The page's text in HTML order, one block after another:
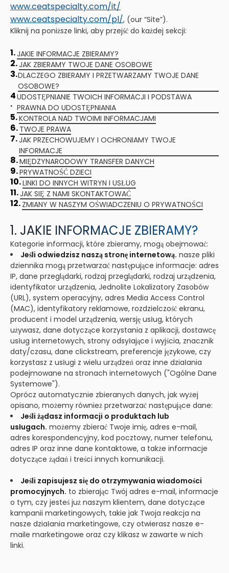
www.ceatspecialty.com/it/
www.ceatspecialty.com/pl/, (our “Site”).
Kliknij na poniższe linki, aby przejść do każdej sekcji:
1.JAKIE INFORMACJE ZBIERAMY?
2.JAK ZBIERAMY TWOJE DANE OSOBOWE
3.DLACZEGO ZBIERAMY I PRZETWARZAMY TWOJE DANE
OSOBOWE?
4
.
UDOSTĘPNIANIE TWOICH INFORMACJI I PODSTAWA
PRAWNA DO UDOSTĘPNIANIA
5.KONTROLA NAD TWOIMI INFORMACJAMI
6.TWOJE PRAWA
7.JAK PRZECHOWUJEMY I OCHRONIAMY TWOJE
INFORMACJE
8.MIĘDZYNARODOWY TRANSFER DANYCH
9.PRYWATNOŚĆ DZIECI
10.LINKI DO INNYCH WITRYN I USŁUG
11.JAK SIĘ Z NAMI SKONTAKTOWAĆ
12.ZMIANY W NASZYM OŚWIADCZENIU O PRYWATNOŚCI
1. JAKIE INFORMACJE ZBIERAMY?
Kategorie informacji, które zbieramy, mogą obejmować:
Jeśli odwiedzisz naszą stronę internetową. nasze pliki
dziennika mogą przetwarzać następujące informacje: adres
IP, dane przeglądarki, rodzaj przeglądarki, rodzaj urządzenia,
identyfikator urządzenia, Jednolite Lokalizatory Zasobów
(URL), system operacyjny, adres Media Access Control
(MAC), identyfikatory reklamowe, rozdzielczość ekranu,
producent i model urządzenia, wersję usług, których
używasz, dane dotyczące korzystania z aplikacji, dostawcę
usług internetowych, strony odsyłające i wyjścia, znacznik
daty/czasu, dane clickstream, preferencje językowe, czy
korzystasz z usługi z wielu urządzeń oraz inne działania
podejmowane na stronach internetowych ("Ogólne Dane
Systemowe").
Oprócz automatycznie zbieranych danych, jak wyżej
opisano, możemy również przetwarzać następujące dane:
Jeśli żądasz informacji o produktach lub
usługach. możemy zbierać Twoje imię, adres e-mail,
adres korespondencyjny, kod pocztowy, numer telefonu,
adres IP oraz inne dane kontaktowe, a także informacje
dotyczące żądań i treści innych komunikacji.
Jeśli zapisujesz się do otrzymywania wiadomości
promocyjnych. to zbierając Twój adres e-mail, informacje
o tym, czy jesteś już naszym klientem, dane dotyczące
kampanii marketingowych, takie jak Twoja reakcja na
nasze działania marketingowe, czy otwierasz nasze e-
maile marketingowe oraz czy klikasz w zawarte w nich
linki.